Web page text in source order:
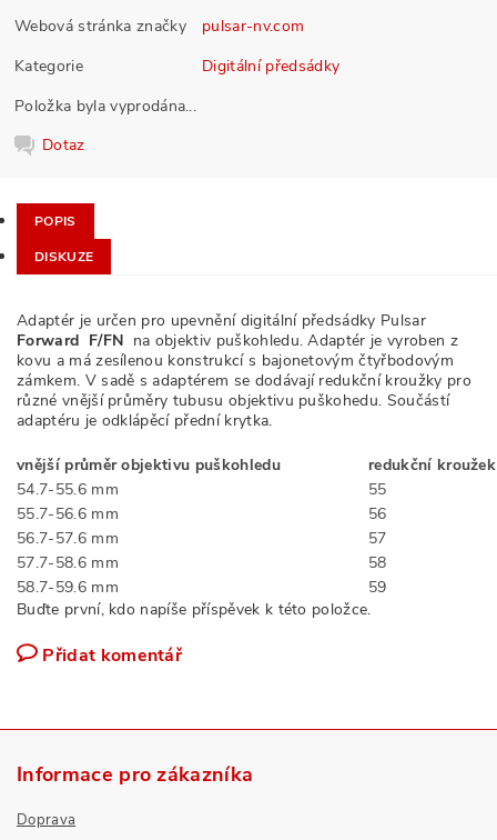
Webová stránka značky
pulsar-nv.com
Kategorie
Digitální předsádky
Položka byla vyprodána...
Dotaz
POPIS
DISKUZE
Adaptér je určen pro upevnění digitální předsádky Pulsar
Forward F/FN na objektiv puškohledu. Adaptér je vyroben z
kovu a má zesílenou konstrukcí s bajonetovým čtyřbodovým
zámkem. V sadě s adaptérem se dodávají redukční kroužky pro
různé vnější průměry tubusu objektivu puškohedu. Součástí
adaptéru je odklápěcí přední krytka.
vnější průměr objektivu puškohledu
redukční kroužek
54.7-55.6 mm
55
55.7-56.6 mm
56
56.7-57.6 mm
57
57.7-58.6 mm
58
58.7-59.6 mm
59
Buďte první, kdo napíše příspěvek k této položce.
Přidat komentář
Informace pro zákazníka
Doprava